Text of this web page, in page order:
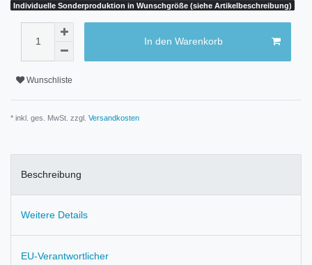
Individuelle Sonderproduktion in Wunschgröße (siehe Artikelbeschreibung)
In den Warenkorb
Wunschliste
* inkl. ges. MwSt. zzgl. Versandkosten
Beschreibung
Weitere Details
EU-Verantwortlicher